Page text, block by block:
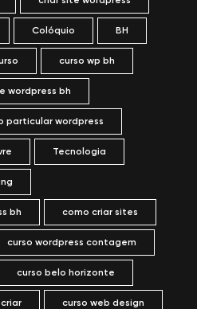
Colóquio BH
curso wp bh
wordpress bh
particular wordpress
Tecnologia
bh como criar sites
curso wordpress contagem
curso belo horizonte
criar curso web design